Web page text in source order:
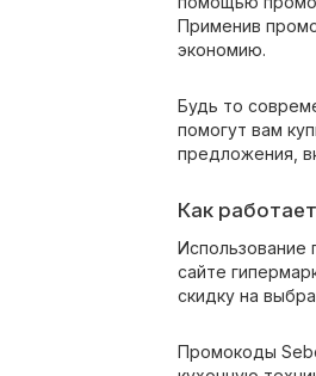
Применив
экономию.
Будь то
помогут вам
предложения,
Как
Использование
сайте
скидку на
Промокоды